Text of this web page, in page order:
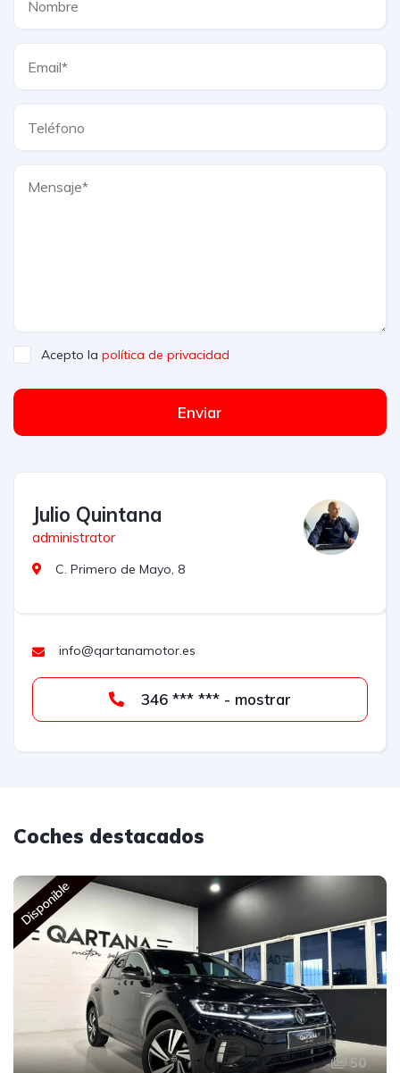
Acepto la política de privacidad
Enviar
Julio Quintana
administrator
C. Primero de Mayo, 8
info@qartanamotor.es
346 *** *** - mostrar
Coches destacados
Disponible
50